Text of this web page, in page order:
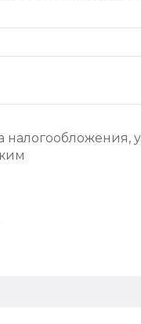
налогообложения,